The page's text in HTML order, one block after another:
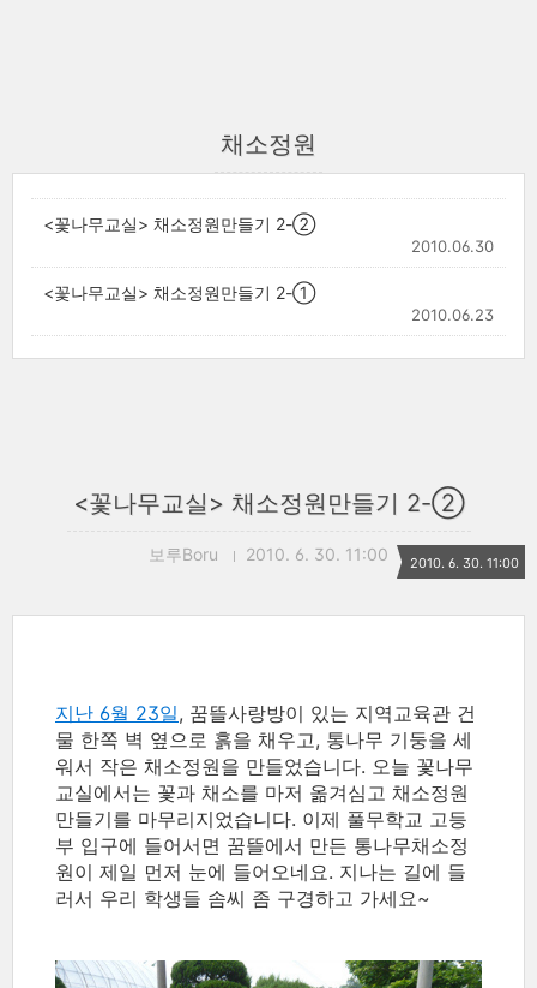
채소정원
<꽃나무교실> 채소정원만들기 2-②
2010.06.30
<꽃나무교실> 채소정원만들기 2-①
2010.06.23
<꽃나무교실> 채소정원만들기 2-②
보루Boru 2010. 6. 30. 11:00 2010. 6. 30. 11:00
지난 6월 23일, 꿈뜰사랑방이 있는 지역교육관 건
물 한쪽 벽 옆으로 흙을 채우고, 통나무 기둥을 세
워서 작은 채소정원을 만들었습니다. 오늘 꽃나무
교실에서는 꽃과 채소를 마저 옮겨심고 채소정원
만들기를 마무리지었습니다. 이제 풀무학교 고등
부 입구에 들어서면 꿈뜰에서 만든 통나무채소정
원이 제일 먼저 눈에 들어오네요. 지나는 길에 들
러서 우리 학생들 솜씨 좀 구경하고 가세요~